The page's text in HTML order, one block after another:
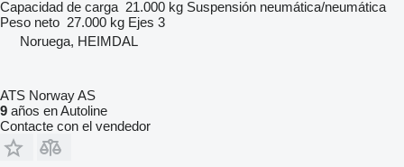
Capacidad de carga 21.000 kg Suspensión neumática/neumática
Peso neto 27.000 kg Ejes 3
Noruega, HEIMDAL
ATS Norway AS
9 años en Autoline
Contacte con el vendedor